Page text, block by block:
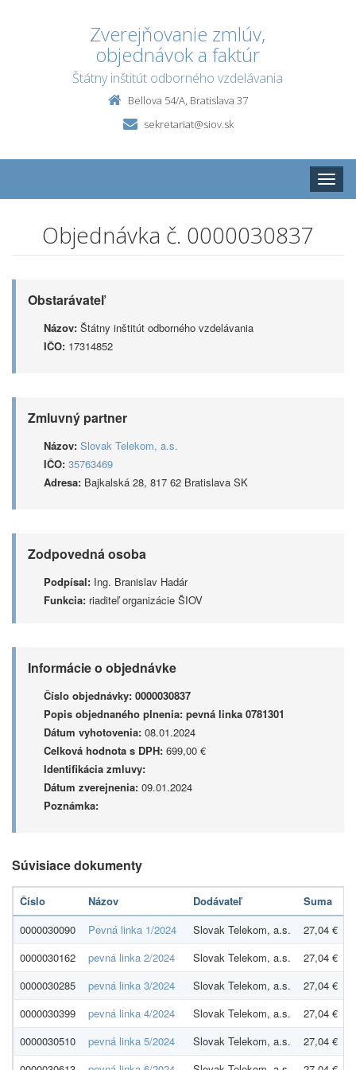
Zverejňovanie zmlúv,
objednávok a faktúr
Štátny inštitút odborného vzdelávania
Bellova 54/A, Bratislava 37
sekretariat@siov.sk
Toggle
Objednávka č. 0000030837
Obstarávateľ
Názov: Štátny inštitút odborného vzdelávania
IČO: 17314852
Zmluvný partner
Názov: Slovak Telekom, a.s.
IČO: 35763469
Adresa: Bajkalská 28, 817 62 Bratislava SK
Zodpovedná osoba
Podpísal: Ing. Branislav Hadár
Funkcia: riaditeľ organizácie ŠIOV
Informácie o objednávke
Číslo objednávky: 0000030837
Popis objednaného plnenia: pevná linka 0781301
Dátum vyhotovenia: 08.01.2024
Celková hodnota s DPH: 699,00 €
Identifikácia zmluvy:
Dátum zverejnenia: 09.01.2024
Poznámka:
Súvisiace dokumenty
Číslo Názov Dodávateľ Suma
0000030090
Pevná linka 1/2024 Slovak Telekom, a.s. 27,04 €
0000030162
pevná linka 2/2024 Slovak Telekom, a.s. 27,04 €
0000030285
pevná linka 3/2024 Slovak Telekom, a.s. 27,04 €
0000030399
pevná linka 4/2024 Slovak Telekom, a.s. 27,04 €
0000030510
pevná linka 5/2024 Slovak Telekom, a.s. 27,04 €